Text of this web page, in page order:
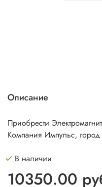
Описание
Приобрести
Компания Импульс, город
В наличии
10350.00